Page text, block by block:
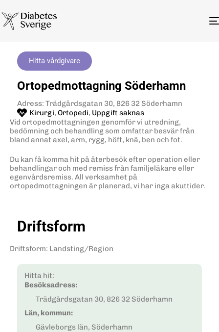
Hitta vårdgivare
Ortopedmottagning Söderhamn
Adress: Trädgårdsgatan 30, 826 32 Söderhamn
Kirurgi, Ortopedi, Uppgift saknas
Vid ortopedmottagningen genomför vi utredning,
bedömning och behandling som omfattar besvär från
bland annat axel, arm, rygg, höft, knä, ben och fot.
Du kan få komma hit på återbesök efter operation eller
behandlingar och med remiss från familjeläkare eller
egenvårdsremiss. All verksamhet på
ortopedmottagningen är planerad, vi har inga akuttider.
Driftsform
Driftsform: Landsting/Region
Hitta hit:
Besöksadress:
Trädgårdsgatan 30, 826 32 Söderhamn
Län, kommun:
Gävleborgs län, Söderhamn